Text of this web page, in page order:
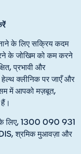
के लिए सक्रिय कदम
के जोखिम को कम करने
प्रभावी और
हेल्थ क्लीनिक पर जाएँ और
में आपको मज़बूत,
के लिए, 1300 090 931
श्रमिक मुआवज़ा और